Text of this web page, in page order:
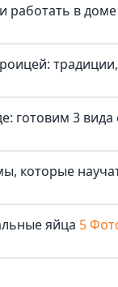
в
готовим 3 вида
которые
яйца 5